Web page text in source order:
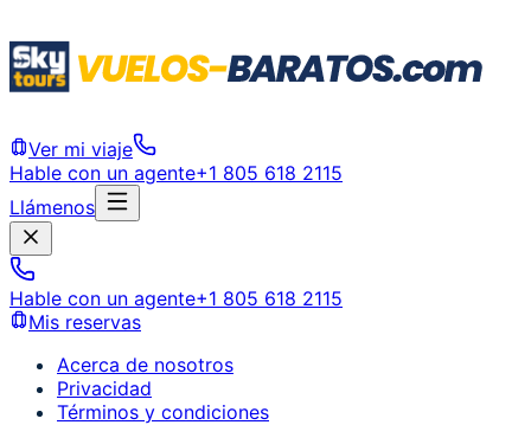
Ver mi viaje
Hable con un agente+1 805 618 2115
Llámenos
Hable con un agente+1 805 618 2115
Mis reservas
Acerca de nosotros
Privacidad
Términos y condiciones